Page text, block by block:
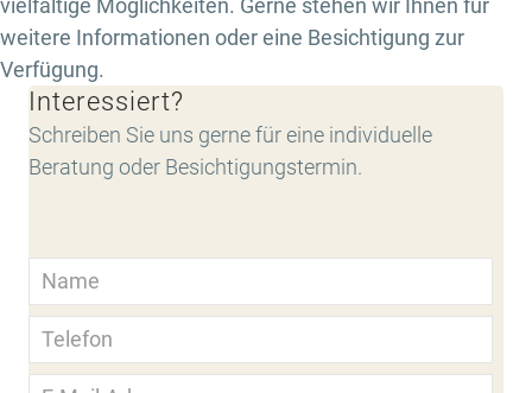
vielfältige Möglichkeiten. Gerne stehen wir Ihnen für
weitere Informationen oder eine Besichtigung zur
Verfügung.
Interessiert?
Schreiben Sie uns gerne für eine individuelle
Beratung oder Besichtigungstermin.